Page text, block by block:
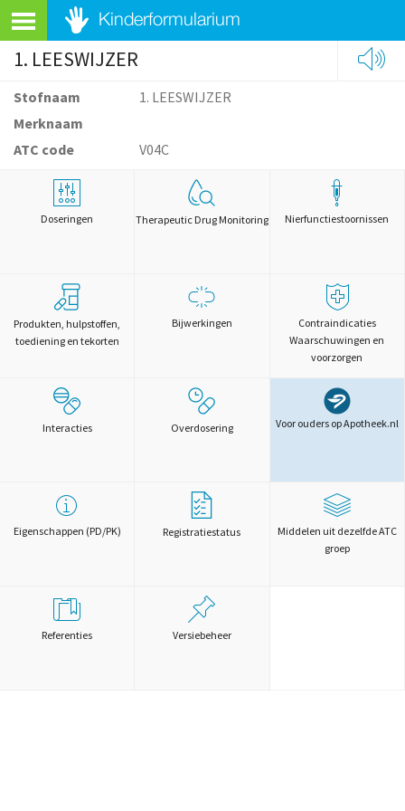
1. LEESWIJZER
Stofnaam
1. LEESWIJZER
Merknaam
ATC code
V04C
Doseringen Therapeutic Drug Monitoring Nierfunctiestoornissen
Produkten, hulpstoffen,
toediening en tekorten
Bijwerkingen
Contraindicaties
Waarschuwingen en
voorzorgen
Interacties Overdosering Voor ouders op Apotheek.nl
Eigenschappen (PD/PK) Registratiestatus
Middelen uit dezelfde ATC
groep
Referenties Versiebeheer